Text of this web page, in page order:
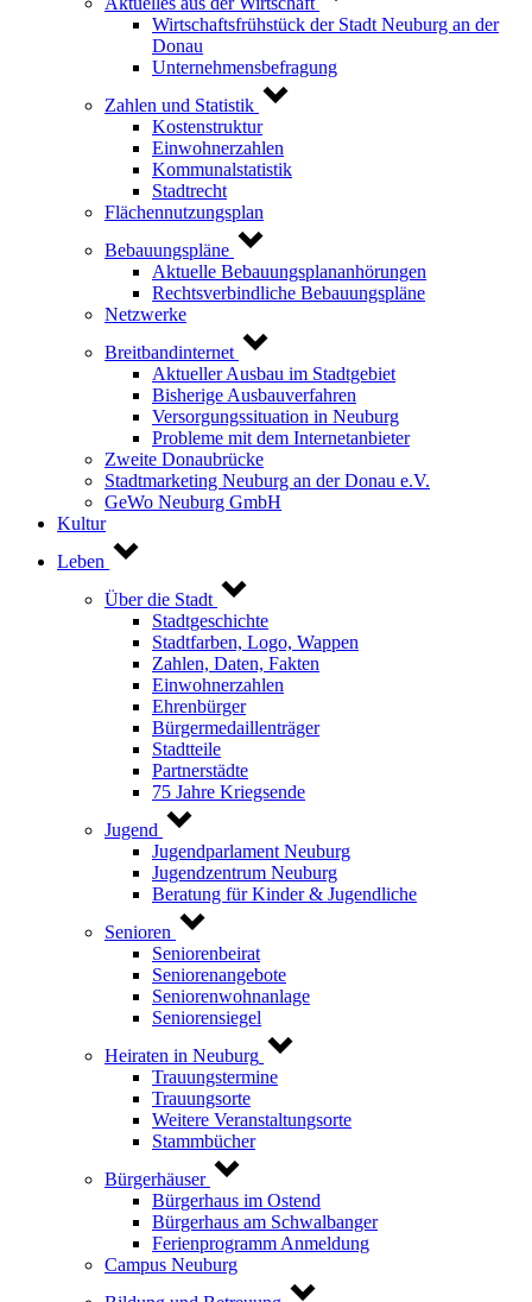
Wirtschaftsfrühstück der Stadt Neuburg an der
Donau
Unternehmensbefragung
Zahlen und Statistik
Kostenstruktur
Einwohnerzahlen
Kommunalstatistik
Stadtrecht
Flächennutzungsplan
Bebauungspläne
Aktuelle Bebauungsplananhörungen
Rechtsverbindliche Bebauungspläne
Netzwerke
Breitbandinternet
Aktueller Ausbau im Stadtgebiet
Bisherige Ausbauverfahren
Versorgungssituation in Neuburg
Probleme mit dem Internetanbieter
Zweite Donaubrücke
Stadtmarketing Neuburg an der Donau e.V.
GeWo Neuburg GmbH
Kultur
Leben
Über die Stadt
Stadtgeschichte
Stadtfarben, Logo, Wappen
Zahlen, Daten, Fakten
Einwohnerzahlen
Ehrenbürger
Bürgermedaillenträger
Stadtteile
Partnerstädte
75 Jahre Kriegsende
Jugend
Jugendparlament Neuburg
Jugendzentrum Neuburg
Beratung für Kinder & Jugendliche
Senioren
Seniorenbeirat
Seniorenangebote
Seniorenwohnanlage
Seniorensiegel
Heiraten in Neuburg
Trauungstermine
Trauungsorte
Weitere Veranstaltungsorte
Stammbücher
Bürgerhäuser
Bürgerhaus im Ostend
Bürgerhaus am Schwalbanger
Ferienprogramm Anmeldung
Campus Neuburg